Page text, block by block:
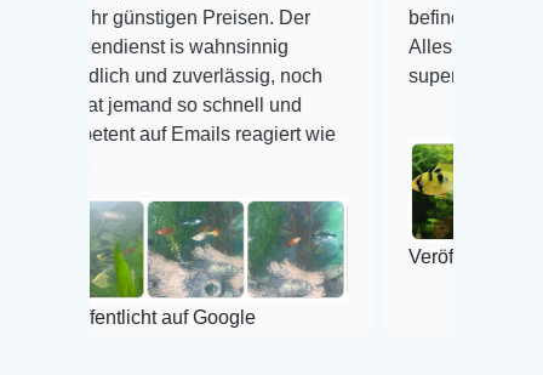
Preisen. Der
is wahnsinnig
und zuverlässig, noch
so schnell und
auf Emails reagiert wie
auf Google
befinden der Fische
Alles ist quick lebendig und
super Zustand. Gerne
Veröffentlicht auf Google